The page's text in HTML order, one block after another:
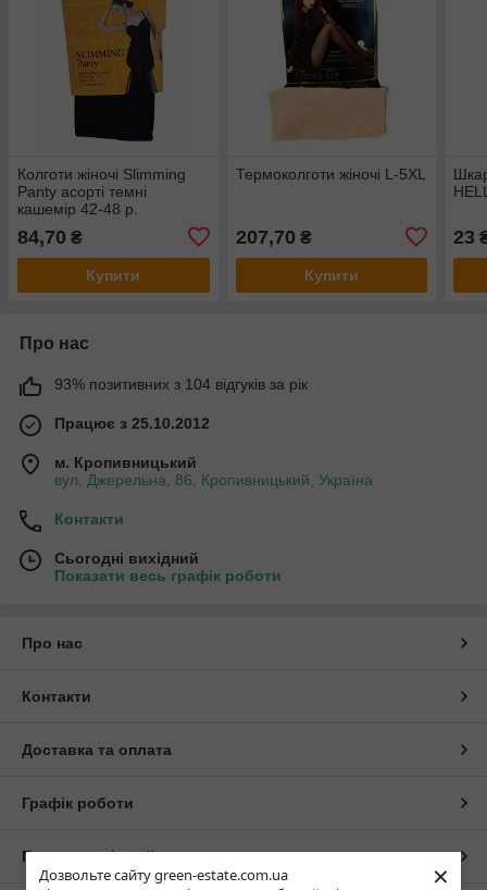
Дозвольте сайту green-estate.com.ua
×
Колготи жіночі Slimming
Panty асорті темні
кашемір 42-48 р.
84,70 ₴
Купити
Термоколготи жіночі L-5XL
207,70 ₴
Купити
23
Про нас
93% позитивних з 104 відгуків за рік
Працює з 25.10.2012
м. Кропивницький
вул. Джерельна, 86, Кропивницький, Україна
Контакти
Сьогодні вихідний
Показати весь графік роботи
Про нас
Контакти
Доставка та оплата
Графік роботи
Повна версія сайту